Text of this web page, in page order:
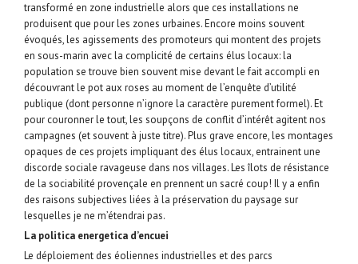
transformé en zone industrielle alors que ces installations ne
produisent que pour les zones urbaines. Encore moins souvent
évoqués, les agissements des promoteurs qui montent des projets
en sous-marin avec la complicité de certains élus locaux: la
population se trouve bien souvent mise devant le fait accompli en
découvrant le pot aux roses au moment de l’enquête d’utilité
publique (dont personne n’ignore la caractère purement formel). Et
pour couronner le tout, les soupçons de conflit d’intérêt agitent nos
campagnes (et souvent à juste titre). Plus grave encore, les montages
opaques de ces projets impliquant des élus locaux, entrainent une
discorde sociale ravageuse dans nos villages. Les îlots de résistance
de la sociabilité provençale en prennent un sacré coup! Il y a enfin
des raisons subjectives liées à la préservation du paysage sur
lesquelles je ne m’étendrai pas.
La politica energetica d’encuei
Le déploiement des éoliennes industrielles et des parcs